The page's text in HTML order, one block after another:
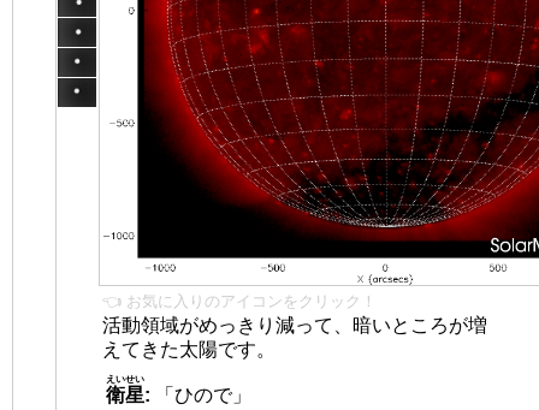
👈 お気に入りのアイコンをクリック！
活動領域がめっきり減って、暗いところが増
えてきた太陽です。
衛星
えいせい
:
「ひので」